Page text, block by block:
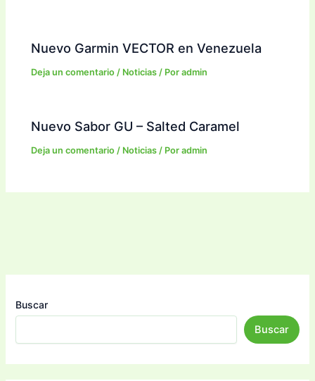
Nuevo Garmin VECTOR en Venezuela
Deja un comentario / Noticias / Poradmin
Nuevo Sabor GU – Salted Caramel
Deja un comentario / Noticias / Poradmin
Buscar
Buscar